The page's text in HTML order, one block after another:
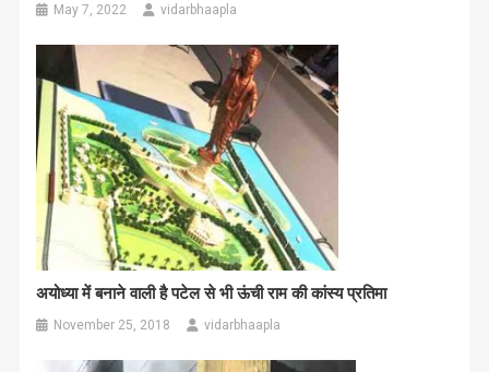
May 7, 2022 vidarbhaapla
अयोध्या में बनाने वाली है पटेल से भी ऊंची राम की कांस्य प्रतिमा
November 25, 2018 vidarbhaapla